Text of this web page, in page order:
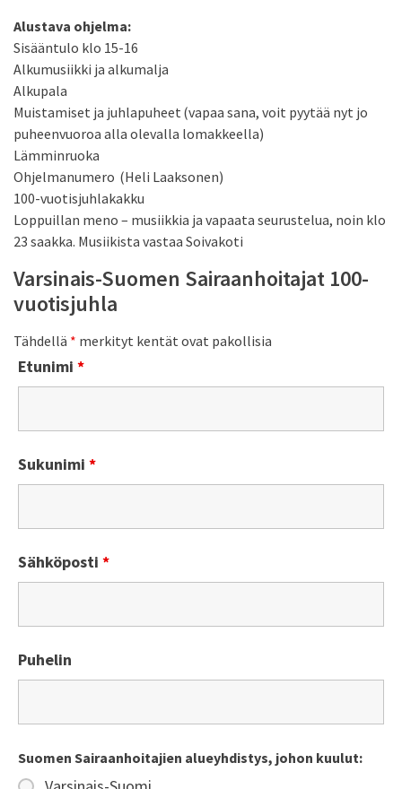
Alustava ohjelma:
Sisääntulo klo 15-16
Alkumusiikki ja alkumalja
Alkupala
Muistamiset ja juhlapuheet (vapaa sana, voit pyytää nyt jo
puheenvuoroa alla olevalla lomakkeella)
Lämminruoka
Ohjelmanumero (Heli Laaksonen)
100-vuotisjuhlakakku
Loppuillan meno – musiikkia ja vapaata seurustelua, noin klo
23 saakka. Musiikista vastaa Soivakoti
Varsinais-Suomen Sairaanhoitajat 100-
vuotisjuhla
Tähdellä * merkityt kentät ovat pakollisia
Etunimi *
Sukunimi *
Sähköposti *
Puhelin
Suomen Sairaanhoitajien alueyhdistys, johon kuulut: